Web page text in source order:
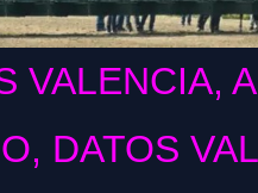
VALENCIA,
DATOS